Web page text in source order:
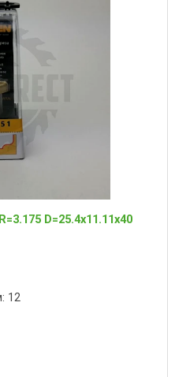
D=25.4x11.11x40
12